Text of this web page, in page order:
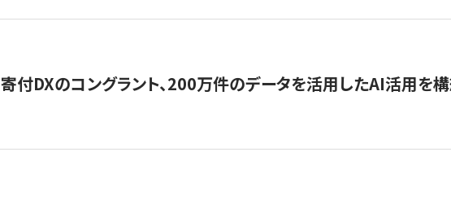
寄付DXのコングラント、200万件のデータを活用したAI活用を